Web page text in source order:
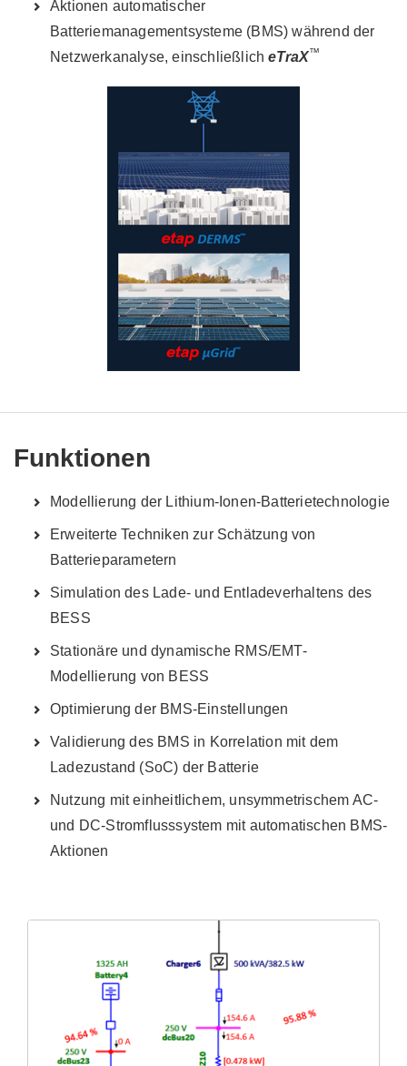
Aktionen automatischer
Batteriemanagementsysteme (BMS) während der
Netzwerkanalyse, einschließlicheTraX™
Funktionen
Modellierung der Lithium-Ionen-Batterietechnologie
Erweiterte Techniken zur Schätzung von
Batterieparametern
Simulation des Lade- und Entladeverhaltens des
BESS
Stationäre und dynamische RMS/EMT-
Modellierung von BESS
Optimierung der BMS-Einstellungen
Validierung des BMS in Korrelation mit dem
Ladezustand (SoC) der Batterie
Nutzung mit einheitlichem, unsymmetrischem AC-
und DC-Stromflusssystem mit automatischen BMS-
Aktionen